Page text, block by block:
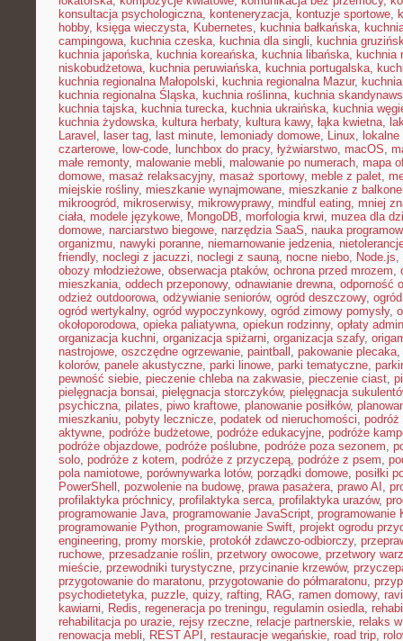
konsultacja psychologiczna, konteneryzacja, kontuzje sportowe,
hobby, księga wieczysta, Kubernetes, kuchnia bałkańska,
campingowa, kuchnia czeska, kuchnia dla singli, kuchnia
kuchnia japońska, kuchnia koreańska, kuchnia libańska, kuchnia
niskobudżetowa, kuchnia peruwiańska, kuchnia portugalska,
kuchnia regionalna Małopolski, kuchnia regionalna Mazur,
kuchnia regionalna Śląska, kuchnia roślinna, kuchnia
kuchnia tajska, kuchnia turecka, kuchnia ukraińska, kuchnia
kuchnia żydowska, kultura herbaty, kultura kawy, łąka kwietna,
Laravel , laser tag, last minute, lemoniady domowe, Linux,
czarterowe, low-code, lunchbox do pracy, łyżwiarstwo, macOS,
małe remonty, malowanie mebli, malowanie po numerach, mapa
domowe, masaż relaksacyjny, masaż sportowy, meble z palet,
miejskie rośliny, mieszkanie wynajmowane, mieszkanie z
mikroogród, mikroserwisy, mikrowyprawy, mindful eating, mniej
ciała, modele językowe, MongoDB, morfologia krwi, muzea dla
domowe, narciarstwo biegowe, narzędzia SaaS, nauka
organizmu, nawyki poranne, niemarnowanie jedzenia,
friendly, noclegi z jacuzzi, noclegi z sauną, nocne niebo, Node.js,
obozy młodzieżowe, obserwacja ptaków, ochrona przed mrozem,
mieszkania, oddech przeponowy, odnawianie drewna, odporność
odzież outdoorowa, odżywianie seniorów, ogród deszczowy,
ogród wertykalny, ogród wypoczynkowy, ogród zimowy pomysły,
okołoporodowa, opieka paliatywna, opiekun rodzinny, opłaty
organizacja kuchni, organizacja spiżarni, organizacja szafy,
nastrojowe, oszczędne ogrzewanie, paintball , pakowanie plecaka,
kolorów, panele akustyczne, parki linowe, parki tematyczne,
pewność siebie, pieczenie chleba na zakwasie, pieczenie ciast,
pielęgnacja bonsai, pielęgnacja storczyków, pielęgnacja
psychiczna, pilates, piwo kraftowe, planowanie posiłków,
mieszkaniu, pobyty lecznicze, podatek od nieruchomości, podróż
aktywne, podróże budżetowe, podróże edukacyjne, podróże
podróże objazdowe, podróże poślubne, podróże poza sezonem,
solo, podróże z kotem, podróże z przyczepą, podróże z psem,
pola namiotowe, porównywarka lotów, porządki domowe, posiłki
PowerShell , pozwolenie na budowę, prawa pasażera, prawo AI ,
profilaktyka próchnicy, profilaktyka serca, profilaktyka urazów,
programowanie Java, programowanie JavaScript, programowanie
programowanie Python, programowanie Swift, projekt ogrodu
engineering, promy morskie, protokół zdawczo-odbiorczy,
ruchowe, przesadzanie roślin, przetwory owocowe, przetwory
mieście, przewodniki turystyczne, przycinanie krzewów,
przygotowanie do maratonu, przygotowanie do półmaratonu,
psychodietetyka, puzzle, quizy, rafting, RAG, ramen domowy,
kawiarni, Redis, regeneracja po treningu, regulamin osiedla,
rehabilitacja po urazie, rejsy rzeczne, relacje partnerskie, relaks
renowacja mebli, REST API , restauracje wegańskie, road trip,